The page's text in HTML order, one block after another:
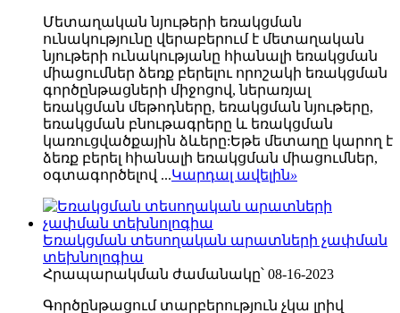
Մետաղական նյութերի եռակցման
ունակությունը վերաբերում է մետաղական
նյութերի ունակությանը հիանալի եռակցման
միացումներ ձեռք բերելու որոշակի եռակցման
գործընթացների միջոցով, ներառյալ
եռակցման մեթոդները, եռակցման նյութերը,
եռակցման բնութագրերը և եռակցման
կառուցվածքային ձևերը:Եթե ​​մետաղը կարող է
ձեռք բերել հիանալի եռակցման միացումներ,
օգտագործելով ...Կարդալ ավելին»
Եռակցման տեսողական արատների չափման
տեխնոլոգիա
Հրապարակման ժամանակը՝ 08-16-2023
Գործընթացում տարբերություն չկա լրիվ